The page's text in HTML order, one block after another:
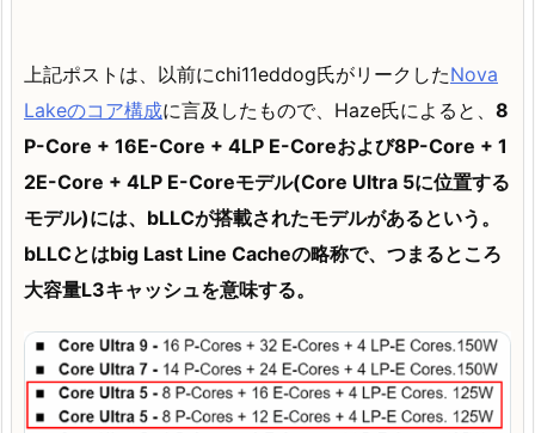
上記ポストは、以前にchi11eddog氏がリークしたNova
Lakeのコア構成に言及したもので、Haze氏によると、 8
P-Core + 16E-Core + 4LP E-Coreおよび8P-Core + 1
2E-Core + 4LP E-Coreモデル(Core Ultra 5に位置する
モデル)には、bLLCが搭載されたモデルがあるという。
bLLCとはbig Last Line Cacheの略称で、つまるところ
大容量L3キャッシュを意味する。